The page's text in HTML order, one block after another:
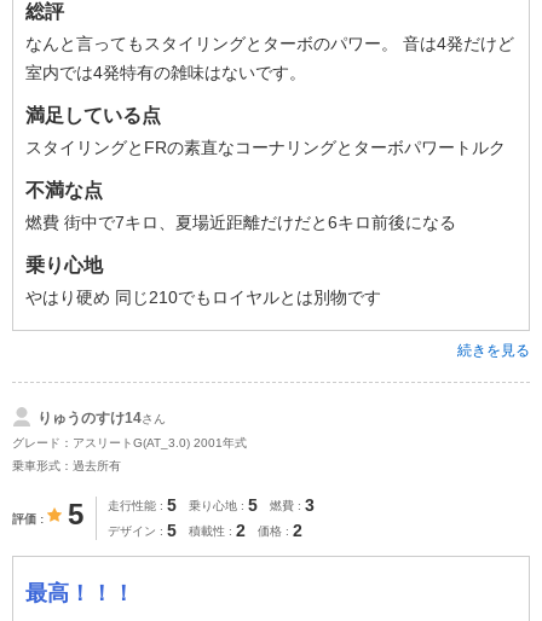
総評
なんと言ってもスタイリングとターボのパワー。 音は4発だけど
室内では4発特有の雑味はないです。
満足している点
スタイリングとFRの素直なコーナリングとターボパワートルク
不満な点
燃費 街中で7キロ、夏場近距離だけだと6キロ前後になる
乗り心地
やはり硬め 同じ210でもロイヤルとは別物です
続きを見る
りゅうのすけ14さん
グレード：アスリートG(AT_3.0) 2001年式
乗車形式：過去所有
評価 5 走行性能 5 乗り心地 5 燃費 3
デザイン 5 積載性 2 価格 2
最高！！！